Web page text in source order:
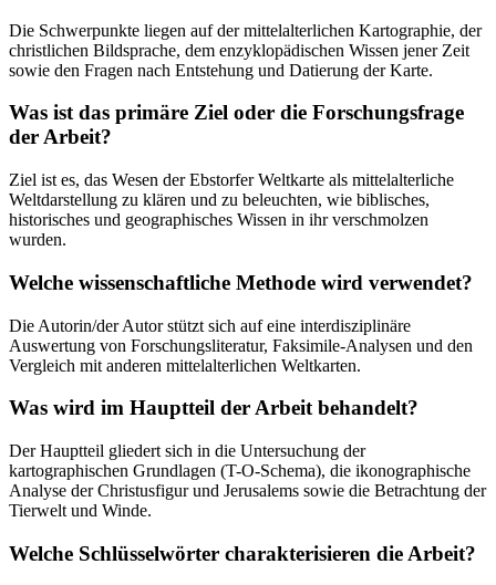
Die Schwerpunkte liegen auf der mittelalterlichen Kartographie, der
christlichen Bildsprache, dem enzyklopädischen Wissen jener Zeit
sowie den Fragen nach Entstehung und Datierung der Karte.
Was ist das primäre Ziel oder die Forschungsfrage
der Arbeit?
Ziel ist es, das Wesen der Ebstorfer Weltkarte als mittelalterliche
Weltdarstellung zu klären und zu beleuchten, wie biblisches,
historisches und geographisches Wissen in ihr verschmolzen
wurden.
Welche wissenschaftliche Methode wird verwendet?
Die Autorin/der Autor stützt sich auf eine interdisziplinäre
Auswertung von Forschungsliteratur, Faksimile-Analysen und den
Vergleich mit anderen mittelalterlichen Weltkarten.
Was wird im Hauptteil der Arbeit behandelt?
Der Hauptteil gliedert sich in die Untersuchung der
kartographischen Grundlagen (T-O-Schema), die ikonographische
Analyse der Christusfigur und Jerusalems sowie die Betrachtung der
Tierwelt und Winde.
Welche Schlüsselwörter charakterisieren die Arbeit?